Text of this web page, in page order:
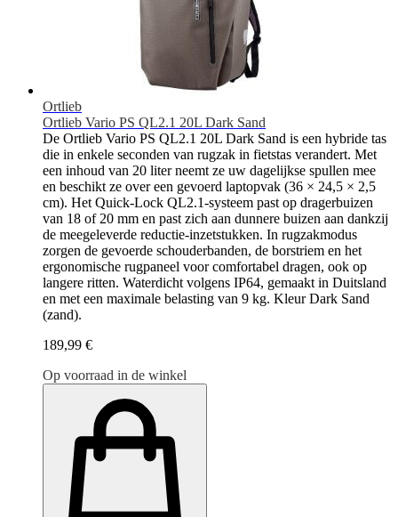
Ortlieb
Ortlieb Vario PS QL2.1 20L Dark Sand
De Ortlieb Vario PS QL2.1 20L Dark Sand is een hybride tas
die in enkele seconden van rugzak in fietstas verandert. Met
een inhoud van 20 liter neemt ze uw dagelijkse spullen mee
en beschikt ze over een gevoerd laptopvak (36 × 24,5 × 2,5
cm). Het Quick-Lock QL2.1-systeem past op dragerbuizen
van 18 of 20 mm en past zich aan dunnere buizen aan dankzij
de meegeleverde reductie-inzetstukken. In rugzakmodus
zorgen de gevoerde schouderbanden, de borstriem en het
ergonomische rugpaneel voor comfortabel dragen, ook op
langere ritten. Waterdicht volgens IP64, gemaakt in Duitsland
en met een maximale belasting van 9 kg. Kleur Dark Sand
(zand).
189,99 €
Op voorraad in de winkel